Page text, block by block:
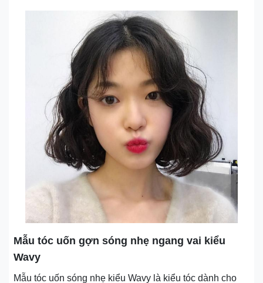
Mẫu tóc uốn gợn sóng nhẹ ngang vai kiểu
Wavy
Mẫu tóc uốn sóng nhẹ kiểu Wavy là kiểu tóc dành cho